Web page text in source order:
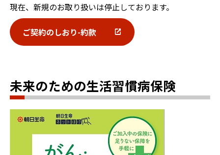
現在、新規のお取り扱いは停止しております。
ご契約のしおり-約款
未来のための生活習慣病保険